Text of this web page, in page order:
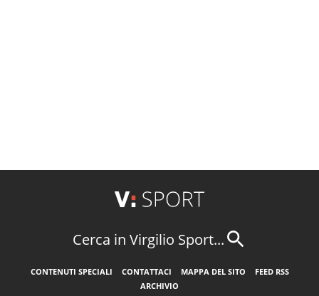
Cerca in Virgilio Sport...
CONTENUTI SPECIALI CONTATTACI MAPPA DEL SITO
FEED RSS
ARCHIVIO